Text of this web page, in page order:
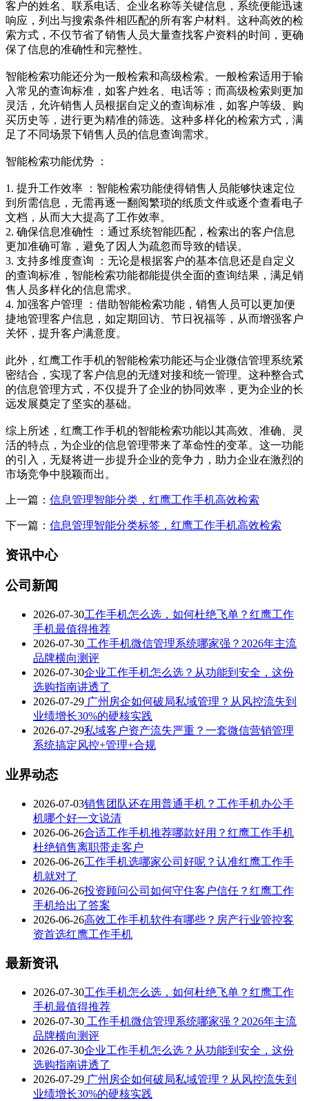
客户的姓名、联系电话、企业名称等关键信息，系统便能迅速
响应，列出与搜索条件相匹配的所有客户材料。这种高效的检
索方式，不仅节省了销售人员大量查找客户资料的时间，更确
保了信息的准确性和完整性。
智能检索功能还分为一般检索和高级检索。一般检索适用于输
入常见的查询标准，如客户姓名、电话等；而高级检索则更加
灵活，允许销售人员根据自定义的查询标准，如客户等级、购
买历史等，进行更为精准的筛选。这种多样化的检索方式，满
足了不同场景下销售人员的信息查询需求。
智能检索功能优势 ：
1. 提升工作效率 ：智能检索功能使得销售人员能够快速定位
到所需信息，无需再逐一翻阅繁琐的纸质文件或逐个查看电子
文档，从而大大提高了工作效率。
2. 确保信息准确性 ：通过系统智能匹配，检索出的客户信息
更加准确可靠，避免了因人为疏忽而导致的错误。
3. 支持多维度查询 ：无论是根据客户的基本信息还是自定义
的查询标准，智能检索功能都能提供全面的查询结果，满足销
售人员多样化的信息需求。
4. 加强客户管理 ：借助智能检索功能，销售人员可以更加便
捷地管理客户信息，如定期回访、节日祝福等，从而增强客户
关怀，提升客户满意度。
此外，红鹰工作手机的智能检索功能还与企业微信管理系统紧
密结合，实现了客户信息的无缝对接和统一管理。这种整合式
的信息管理方式，不仅提升了企业的协同效率，更为企业的长
远发展奠定了坚实的基础。
综上所述，红鹰工作手机的智能检索功能以其高效、准确、灵
活的特点，为企业的信息管理带来了革命性的变革。这一功能
的引入，无疑将进一步提升企业的竞争力，助力企业在激烈的
市场竞争中脱颖而出。
上一篇： 信息管理智能分类，红鹰工作手机高效检索
下一篇： 信息管理智能分类标签，红鹰工作手机高效检索
资讯中心
公司新闻
2026-07-30工作手机怎么选，如何杜绝飞单？红鹰工作
手机最值得推荐
2026-07-30 工作手机微信管理系统哪家强？2026年主流
品牌横向测评
2026-07-30企业工作手机怎么选？从功能到安全，这份
选购指南讲透了
2026-07-29 广州房企如何破局私域管理？从风控流失到
业绩增长30%的硬核实践
2026-07-29私域客户资产流失严重？一套微信营销管理
系统搞定风控+管理+合规
业界动态
2026-07-03销售团队还在用普通手机？工作手机办公手
机哪个好一文说清
2026-06-26合适工作手机推荐哪款好用？红鹰工作手机
杜绝销售离职带走客户
2026-06-26工作手机选哪家公司好呢？认准红鹰工作手
机就对了
2026-06-26投资顾问公司如何守住客户信任？红鹰工作
手机给出了答案
2026-06-26高效工作手机软件有哪些？房产行业管控客
资首选红鹰工作手机
最新资讯
2026-07-30工作手机怎么选，如何杜绝飞单？红鹰工作
手机最值得推荐
2026-07-30 工作手机微信管理系统哪家强？2026年主流
品牌横向测评
2026-07-30企业工作手机怎么选？从功能到安全，这份
选购指南讲透了
2026-07-29 广州房企如何破局私域管理？从风控流失到
业绩增长30%的硬核实践